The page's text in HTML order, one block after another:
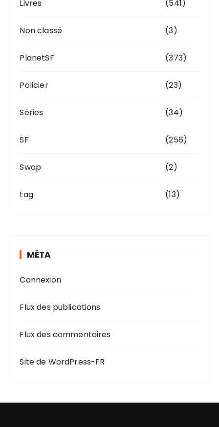
Livres (541)
Non classé (3)
PlanetSF (373)
Policier (23)
Séries (34)
SF (256)
Swap (2)
tag (13)
MÉTA
Connexion
Flux des publications
Flux des commentaires
Site de WordPress-FR